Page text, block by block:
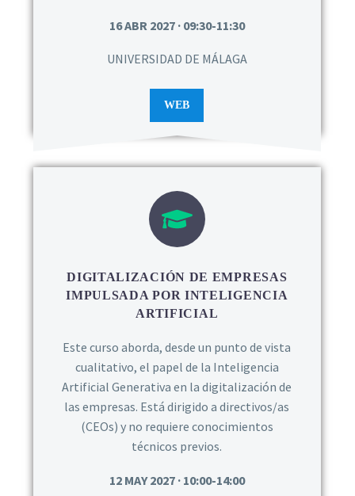
16 ABR 2027 · 09:30-11:30
UNIVERSIDAD DE MÁLAGA
WEB
DIGITALIZACIÓN DE EMPRESAS
IMPULSADA POR INTELIGENCIA
ARTIFICIAL
Este curso aborda, desde un punto de vista
cualitativo, el papel de la Inteligencia
Artificial Generativa en la digitalización de
las empresas. Está dirigido a directivos/as
(CEOs) y no requiere conocimientos
técnicos previos.
12 MAY 2027 · 10:00-14:00